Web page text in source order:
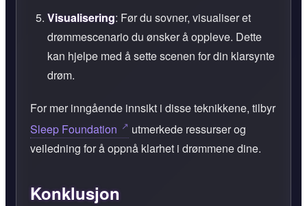
Visualisering: Før du sovner, visualiser et
drømmescenario du ønsker å oppleve. Dette
kan hjelpe med å sette scenen for din klarsynte
drøm.
For mer inngående innsikt i disse teknikkene, tilbyr
Sleep Foundation
utmerkede ressurser og
veiledning for å oppnå klarhet i drømmene dine.
Konklusjon